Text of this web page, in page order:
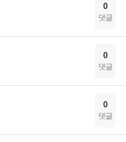
0
댓글
0
댓글
0
댓글